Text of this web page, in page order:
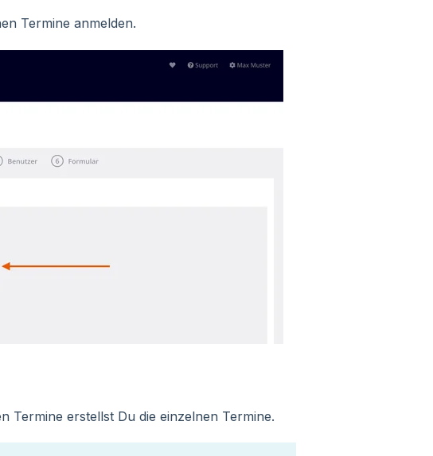
Termine anmelden.
Termine erstellst Du die einzelnen Termine.